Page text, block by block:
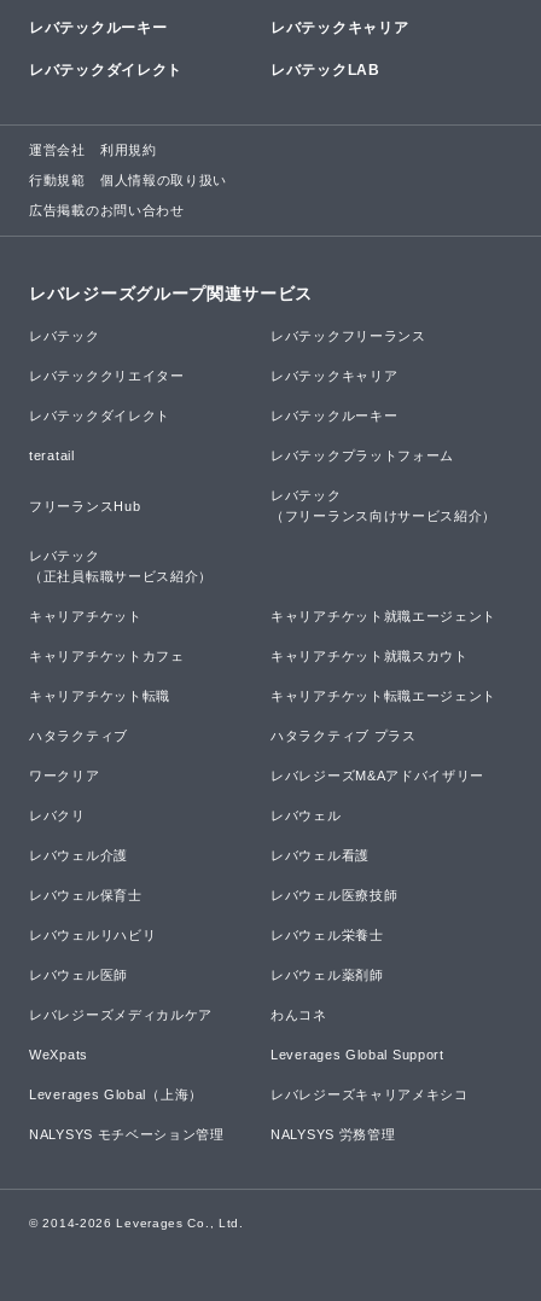
レバテックルーキー レバテックキャリア
レバテックダイレクト レバテックLAB
運営会社 利用規約
行動規範 個人情報の取り扱い
広告掲載のお問い合わせ
レバレジーズグループ関連サービス
レバテック レバテックフリーランス
レバテッククリエイター レバテックキャリア
レバテックダイレクト レバテックルーキー
teratail レバテックプラットフォーム
フリーランスHub
レバテック
（フリーランス向けサービス紹介）
レバテック
（正社員転職サービス紹介）
キャリアチケット キャリアチケット就職エージェント
キャリアチケットカフェ キャリアチケット就職スカウト
キャリアチケット転職 キャリアチケット転職エージェント
ハタラクティブ ハタラクティブ プラス
ワークリア レバレジーズM&Aアドバイザリー
レバクリ レバウェル
レバウェル介護 レバウェル看護
レバウェル保育士 レバウェル医療技師
レバウェルリハビリ レバウェル栄養士
レバウェル医師 レバウェル薬剤師
レバレジーズメディカルケア わんコネ
WeXpats Leverages Global Support
Leverages Global（上海） レバレジーズキャリアメキシコ
NALYSYS モチベーション管理 NALYSYS 労務管理
© 2014-2026 Leverages Co., Ltd.